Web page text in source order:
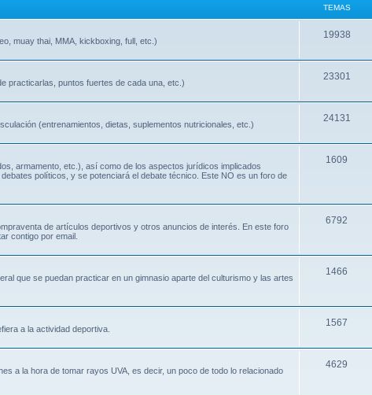
TEMAS
muay thai, MMA, kickboxing, full, etc.)
19938
practicarlas, puntos fuertes de cada una, etc.)
23301
(entrenamientos, dietas, suplementos nutricionales, etc.)
24131
armamento, etc.), así como de los aspectos jurídicos implicados
políticos, y se potenciará el debate técnico. Este NO es un foro de
1609
de artículos deportivos y otros anuncios de interés. En este foro
contigo por email.
6792
que se puedan practicar en un gimnasio aparte del culturismo y las artes
1466
a la actividad deportiva.
1567
a la hora de tomar rayos UVA, es decir, un poco de todo lo relacionado
4629